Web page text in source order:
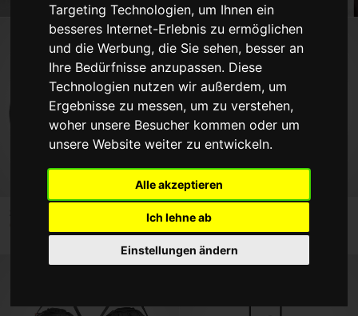
Targeting Technologien, um Ihnen ein
besseres Internet-Erlebnis zu ermöglichen
und die Werbung, die Sie sehen, besser an
Ihre Bedürfnisse anzupassen. Diese
Technologien nutzen wir außerdem, um
Ergebnisse zu messen, um zu verstehen,
woher unsere Besucher kommen oder um
unsere Website weiter zu entwickeln.
Alle akzeptieren
Ich lehne ab
Einstellungen ändern
Produkte
Schlagzeug
Becken
Percussion
Marching-Blasinstrumente
Taschen und Cases
Zubehör
22" Doppel-Beckentasche
CYB-10